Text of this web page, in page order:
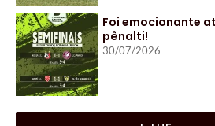
Foi emocionante
pênalti!
30/07/2026